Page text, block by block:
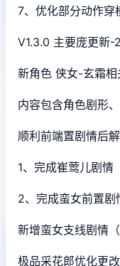
7、优化部分动作穿
V1.3.0 主要庞更新-
新角色 侠女-玄霜
内容包含角色剧形
顺利前端置剧情后解
1、完成崔莺儿剧情
2、完成蛮女前置剧
新增蛮女支线剧情
极品采花郎优化更改